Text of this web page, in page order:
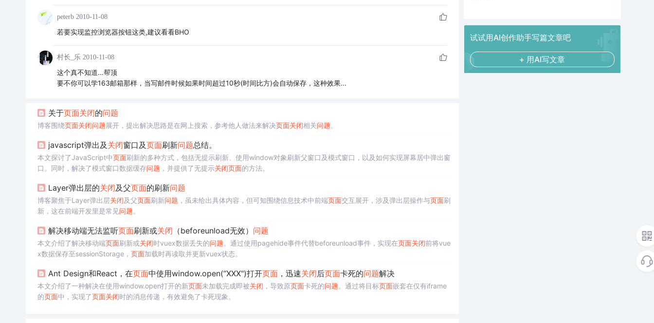
peterb 2010-11-08
若要实现监控浏览器按钮这类,建议看看BHO
村长_乐 2010-11-08
这个真不知道...帮顶
要不你可以学163邮箱那样，当写邮件时候如果时间超过10秒(时间比方)会自动保存，这种效果...
关于页面关闭的问题
博客围绕页面关闭问题展开，提出解决思路是在网上搜索，参考他人做法来解决页面关闭相关问题。
javascript弹出及 关闭窗口及页面刷新问题总结。
本文探讨了JavaScript中页面刷新的多种方式，包括无提示刷新、使用window对象刷新父窗口及模式窗口，以及如何实现屏幕居中弹出窗
口。同时，解决了模式窗口数据缓存问题 ，并提供了无提示关闭页面的方法。
Layer弹出层的关闭及父页面的刷新问题
博客聚焦于Layer弹出层关闭及父页面刷新问题 ，虽未给出具体内容，但可知围绕信息技术中前端页面交互展开，涉及弹出层操作与页面刷
新，这在前端开发里是常见问题。
解决移动端无法监听页面刷新或关闭 （beforeunload无效） 问题
本文介绍了解决移动端页面刷新或关闭时vuex数据丢失的问题。通过使用pagehide事件代替beforeunload事件，实现在页面关闭前将vue
x数据保存至sessionStorage， 页面加载时再读取并更新vuex状态。
Ant Design和React，在页面中使用window.open(“XXX")打开页面，迅速关闭后页面卡死的问题解决
本文介绍了一种解决在使用window.open打开的新页面未加载完成即被关闭 ，导致原页面卡死的问题。通过将目标页面嵌套在仅有iframe
的页面中，实现了页面关闭时的消息传递，有效避免了卡死现象。
试试用AI创作助手写篇文章吧
+ 用AI写文章